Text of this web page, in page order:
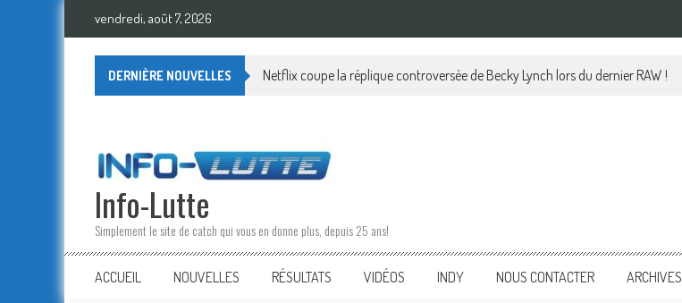
Skip
vendredi, août 7, 2026
DERNIÈRE NOUVELLES Netflix coupe la réplique controversée de Becky Lynch lors du dernier RAW !
Info-Lutte
Simplement le site de catch qui vous en donne plus, depuis 25 ans!
ACCUEIL NOUVELLES RÉSULTATS VIDÉOS INDY NOUS CONTACTER ARCHIVES